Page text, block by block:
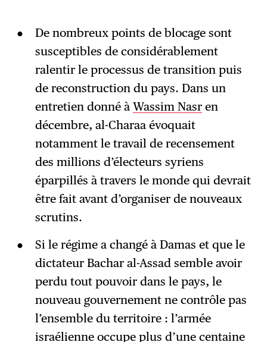
De nombreux points de blocage sont
susceptibles de considérablement
ralentir le processus de transition puis
de reconstruction du pays. Dans un
entretien donné à Wassim Nasren
décembre, al-Charaa évoquait
notamment le travail de recensement
des millions d’électeurs syriens
éparpillés à travers le monde qui devrait
être fait avant d’organiser de nouveaux
scrutins.
Si le régime a changé à Damas et que le
dictateur Bachar al-Assad semble avoir
perdu tout pouvoir dans le pays, le
nouveau gouvernement ne contrôle pas
l’ensemble du territoire : l’armée
israélienne occupe plus d’une centaine